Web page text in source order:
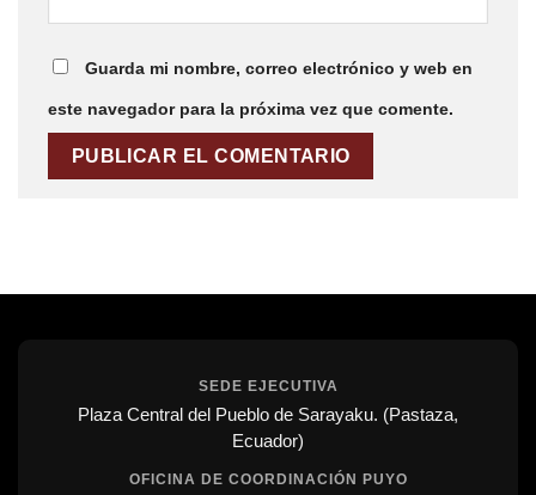
Guarda mi nombre, correo electrónico y web en
este navegador para la próxima vez que comente.
SEDE EJECUTIVA
Plaza Central del Pueblo de Sarayaku. (Pastaza,
Ecuador)
OFICINA DE COORDINACIÓN PUYO